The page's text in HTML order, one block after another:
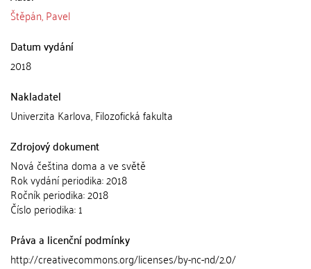
Štěpán, Pavel
Datum vydání
2018
Nakladatel
Univerzita Karlova, Filozofická fakulta
Zdrojový dokument
Nová čeština doma a ve světě
Rok vydání periodika: 2018
Ročník periodika: 2018
Číslo periodika: 1
Práva a licenční podmínky
http://creativecommons.org/licenses/by-nc-nd/2.0/